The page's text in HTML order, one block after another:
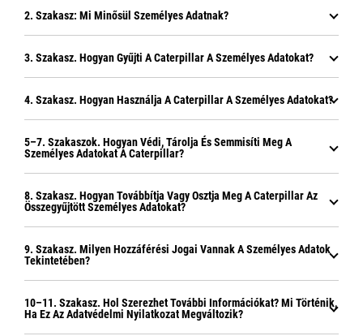
2. Szakasz: Mi Minősül Személyes Adatnak?
3. Szakasz. Hogyan Gyűjti A Caterpillar A Személyes Adatokat?
4. Szakasz. Hogyan Használja A Caterpillar A Személyes Adatokat?
5–7. Szakaszok. Hogyan Védi, Tárolja És Semmisíti Meg A
Személyes Adatokat A Caterpillar?
8. Szakasz. Hogyan Továbbítja Vagy Osztja Meg A Caterpillar Az
Összegyűjtött Személyes Adatokat?
9. Szakasz. Milyen Hozzáférési Jogai Vannak A Személyes Adatok
Tekintetében?
10–11. Szakasz. Hol Szerezhet További Információkat? Mi Történik,
Ha Ez Az Adatvédelmi Nyilatkozat Megváltozik?